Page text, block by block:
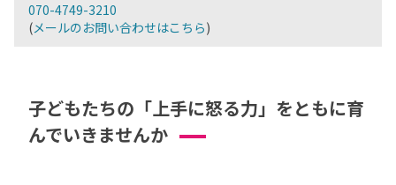
070-4749-3210
(メールのお問い合わせはこちら)
子どもたちの「上手に怒る力」をともに育
んでいきませんか